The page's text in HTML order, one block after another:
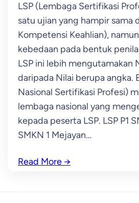
LSP (Lembaga Sertifikasi
satu ujian yang hampir sama
Kompetensi Keahlian),
kebedaan pada bentuk
LSP ini lebih mengutamakan
daripada Nilai berupa angka.
Nasional Sertifikasi Profesi)
lembaga nasional yang
kepada peserta LSP. LSP P1
SMKN 1 Mejayan…
Read More →